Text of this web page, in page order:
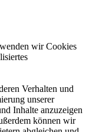
wir Cookies
Verhalten und
unserer
Inhalte anzuzeigen
können wir